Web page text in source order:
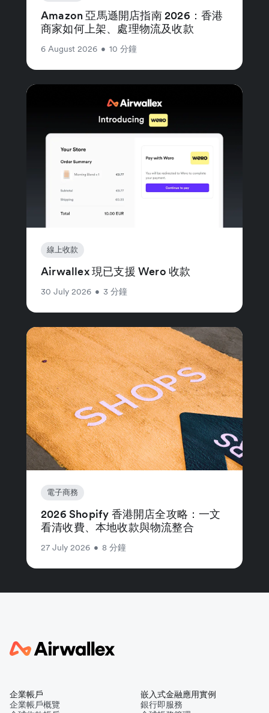
Amazon 亞馬遜開店指南 2026：香港
商家如何上架、處理物流及收款
6 August 2026 • 10 分鐘
線上收款
Airwallex 現已支援 Wero 收款
30 July 2026 • 3 分鐘
電子商務
2026 Shopify 香港開店全攻略：一文
看清收費、本地收款與物流整合
27 July 2026 • 8 分鐘
企業帳戶
企業帳戶概覽
嵌入式金融應用實例
銀行即服務